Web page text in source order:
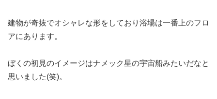
建物が奇抜でオシャレな形をしており浴場は一番上のフロ
アにあります。
ぼくの初見のイメージはナメック星の宇宙船みたいだなと
思いました(笑)。